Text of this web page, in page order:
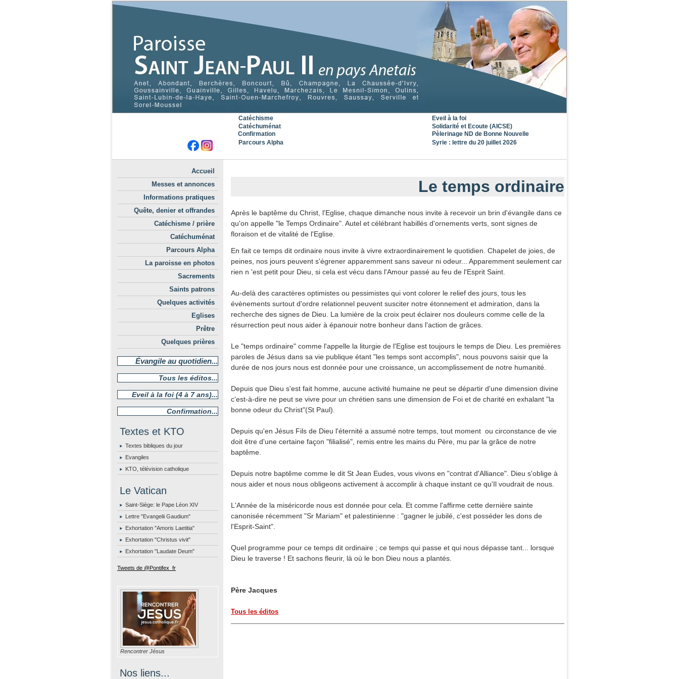
Catéchisme
Eveil à la foi
Catéchuménat
Solidarité et Ecoute (AICSE)
Confirmation
Pèlerinage ND de Bonne Nouvelle
Parcours Alpha
Syrie : lettre du 20 juillet 2026
Accueil
Messes et annonces
Informations pratiques
Quête, denier et offrandes
Catéchisme / prière
Catéchuménat
Parcours Alpha
La paroisse en photos
Sacrements
Saints patrons
Quelques activités
Eglises
Prêtre
Quelques prières
Évangile au quotidien...
Tous les éditos...
Eveil à la foi (4 à 7 ans)...
Confirmation...
Textes et KTO
Textes bibliques du jour
Evangiles
KTO, télévision catholique
Le Vatican
Saint-Siège: le Pape Léon XIV
Lettre "Evangelii Gaudium"
Exhortation "Amoris Laetitia"
Exhortation "Christus vivit"
Exhortation "Laudate Deum"
Tweets de @Pontifex_fr
Rencontrer Jésus
Nos liens...
​Le temps ordinaire
Après le baptême du Christ, l'Eglise, chaque dimanche nous invite à recevoir un brin d'évangile dans ce
qu'on appelle "le Temps Ordinaire". Autel et célébrant habillés d'ornements verts, sont signes de
floraison et de vitalité de l'Eglise.
En fait ce temps dit ordinaire nous invite à vivre extraordinairement le quotidien. Chapelet de joies, de
peines, nos jours peuvent s'égrener apparemment sans saveur ni odeur... Apparemment seulement car
rien n 'est petit pour Dieu, si cela est vécu dans l'Amour passé au feu de l'Esprit Saint.
Au-delà des caractères optimistes ou pessimistes qui vont colorer le relief des jours, tous les
évènements surtout d'ordre relationnel peuvent susciter notre étonnement et admiration, dans la
recherche des signes de Dieu. La lumière de la croix peut éclairer nos douleurs comme celle de la
résurrection peut nous aider à épanouir notre bonheur dans l'action de grâces.
Le "temps ordinaire" comme l'appelle la liturgie de l'Eglise est toujours le temps de Dieu. Les premières
paroles de Jésus dans sa vie publique étant "les temps sont accomplis", nous pouvons saisir que la
durée de nos jours nous est donnée pour une croissance, un accomplissement de notre humanité.
Depuis que Dieu s'est fait homme, aucune activité humaine ne peut se départir d'une dimension divine
c'est-à-dire ne peut se vivre pour un chrétien sans une dimension de Foi et de charité en exhalant "la
bonne odeur du Christ"(St Paul).
Depuis qu'en Jésus Fils de Dieu l'éternité a assumé notre temps, tout moment ou circonstance de vie
doit être d'une certaine façon "filialisé", remis entre les mains du Père, mu par la grâce de notre
baptême.
Depuis notre baptême comme le dit St Jean Eudes, vous vivons en "contrat d'Alliance". Dieu s'oblige à
nous aider et nous nous obligeons activement à accomplir à chaque instant ce qu'Il voudrait de nous.
L'Année de la miséricorde nous est donnée pour cela. Et comme l'affirme cette dernière sainte
canonisée récemment "Sr Mariam" et palestinienne : "gagner le jubilé, c'est posséder les dons de
l'Esprit-Saint".
Quel programme pour ce temps dit ordinaire ; ce temps qui passe et qui nous dépasse tant... lorsque
Dieu le traverse ! Et sachons fleurir, là où le bon Dieu nous a plantés.
Père Jacques
Tous les éditos